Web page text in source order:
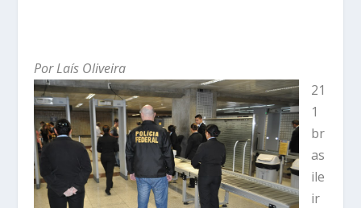
Por Laís Oliveira
21
1
br
as
ile
ir